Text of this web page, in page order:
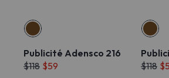
Publicité Adensco 216
$118 $59
$118